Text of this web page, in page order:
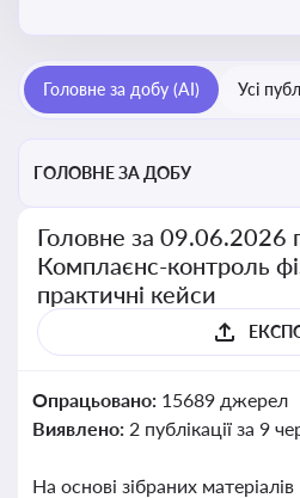
Головне за добу (AI) Усі
ГОЛОВНЕ ЗА ДОБУ
Головне за 09.06.2026
Комплаєнс-контроль
практичні кейси
Опрацьовано: 15689 джерел
Виявлено: 2 публікації за 9
На основі зібраних